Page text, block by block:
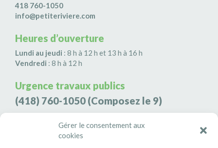
Gérer le consentement aux
cookies
418 760-1050
info@petiteriviere.com
Heures d’ouverture
Lundi au jeudi : 8 h à 12 h et 13 h à 16 h
Vendredi : 8 h à 12 h
Urgence travaux publics
(418) 760-1050 (Composez le 9)
Agence de sécurité S3K9
(418) 808-9566